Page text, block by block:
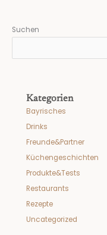
Suchen
Kategorien
Bayrisches
Drinks
Freunde&Partner
Küchengeschichten
Produkte&Tests
Restaurants
Rezepte
Uncategorized